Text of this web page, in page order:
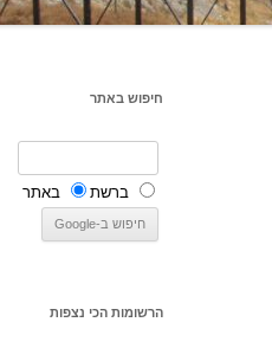
חיפוש באתר
ברשת באתר
הרשומות הכי נצפות